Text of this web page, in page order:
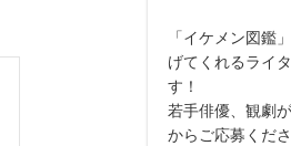
「イケメン図鑑
げてくれるライ
す！
若手俳優、観劇
からご応募くださ